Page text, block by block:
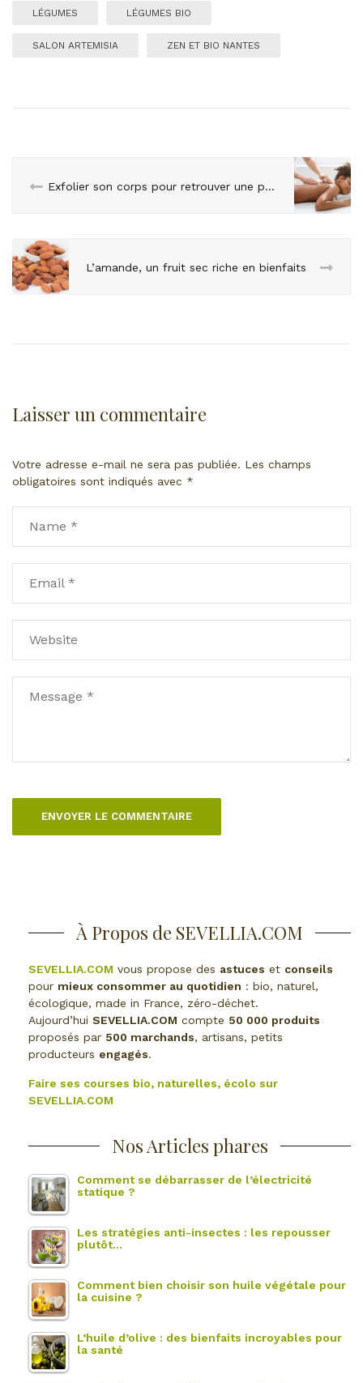
LÉGUMES LÉGUMES BIO
SALON ARTEMISIA ZEN ET BIO NANTES
Exfolier son corps pour retrouver une peau de bébé
L’amande, un fruit sec riche en bienfaits
Laisser un commentaire
Votre adresse e-mail ne sera pas publiée. Les champs
obligatoires sont indiqués avec *
À Propos de SEVELLIA.COM
SEVELLIA.COM vous propose des astuces et conseils
pour mieux consommer au quotidien : bio, naturel,
écologique, made in France, zéro-déchet.
Aujourd’hui SEVELLIA.COM compte 50 000 produits
proposés par 500 marchands, artisans, petits
producteurs engagés.
Faire ses courses bio, naturelles, écolo sur
SEVELLIA.COM
Nos Articles phares
Comment se débarrasser de l’électricité
statique ?
Les stratégies anti-insectes : les repousser
plutôt…
Comment bien choisir son huile végétale pour
la cuisine ?
L’huile d’olive : des bienfaits incroyables pour
la santé